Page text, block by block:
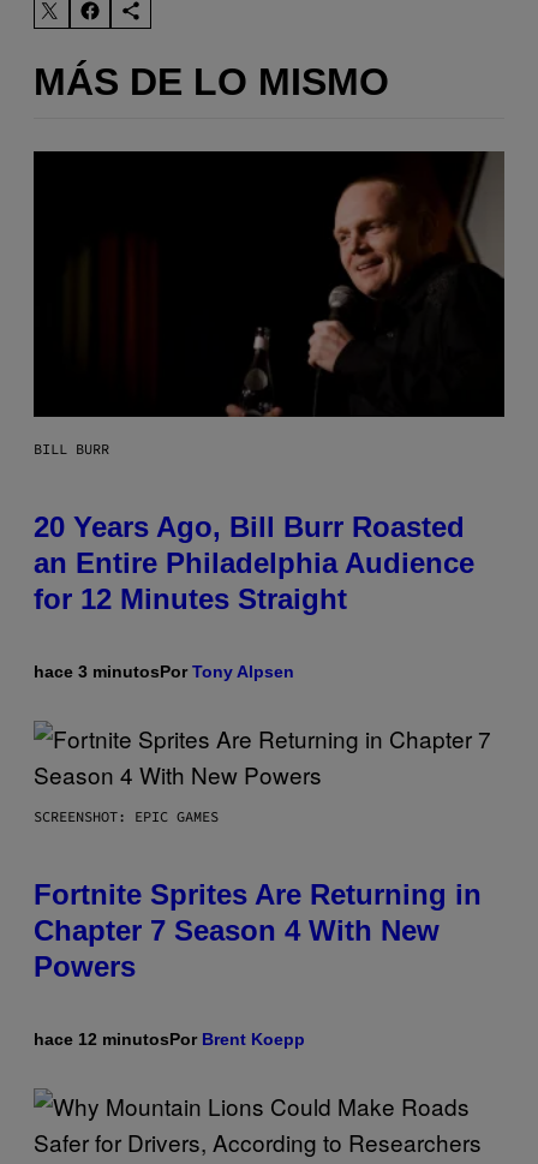
MÁS DE LO MISMO
BILL BURR
20 Years Ago, Bill Burr Roasted
an Entire Philadelphia Audience
for 12 Minutes Straight
hace 3 minutosPorTony Alpsen
SCREENSHOT: EPIC GAMES
Fortnite Sprites Are Returning in
Chapter 7 Season 4 With New
Powers
hace 12 minutosPor Brent Koepp